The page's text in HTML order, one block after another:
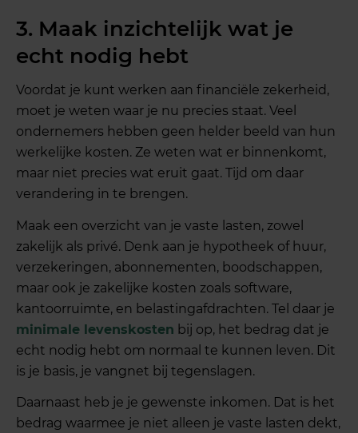
3. Maak inzichtelijk wat je
echt nodig hebt
Voordat je kunt werken aan financiële zekerheid,
moet je weten waar je nu precies staat. Veel
ondernemers hebben geen helder beeld van hun
werkelijke kosten. Ze weten wat er binnenkomt,
maar niet precies wat eruit gaat. Tijd om daar
verandering in te brengen.
Maak een overzicht van je vaste lasten, zowel
zakelijk als privé. Denk aan je hypotheek of huur,
verzekeringen, abonnementen, boodschappen,
maar ook je zakelijke kosten zoals software,
kantoorruimte, en belastingafdrachten. Tel daar je
minimale levenskosten bij op, het bedrag dat je
echt nodig hebt om normaal te kunnen leven. Dit
is je basis, je vangnet bij tegenslagen.
Daarnaast heb je je gewenste inkomen. Dat is het
bedrag waarmee je niet alleen je vaste lasten dekt,